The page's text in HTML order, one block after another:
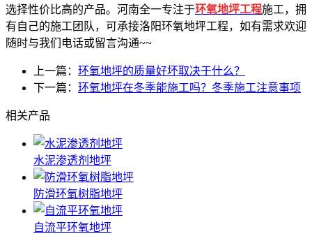
选择性价比高的产品。河南全一专注于环氧地坪工程施工，拥
有自己的施工团队，可承接洛阳环氧地坪工程，如有需求欢迎
随时与我们电话或留言沟通~~
上一篇： 环氧地坪的质量好坏取决于什么？
下一篇： 环氧地坪在冬季能施工吗？冬季施工注意事项
相关产品
水泥渗透剂地坪
防滑环氧树脂地坪
自流平环氧地坪